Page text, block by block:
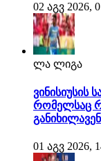
02 აგვ 2026,
ლა ლიგა
ვინისიუსის
რომელსაც
განიხილავენ
01 აგვ 2026,